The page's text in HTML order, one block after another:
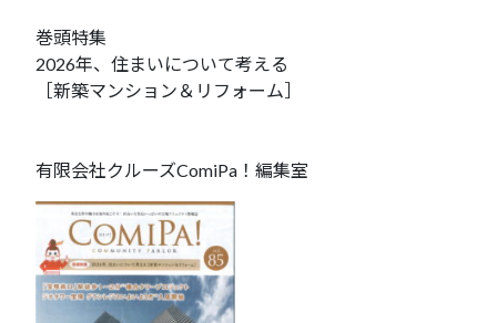
巻頭特集
2026年、住まいについて考える
［新築マンション＆リフォーム］
有限会社クルーズComiPa！編集室